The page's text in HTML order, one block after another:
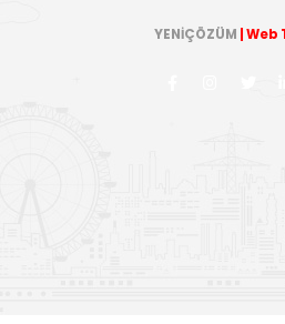
YENİÇÖZÜM |